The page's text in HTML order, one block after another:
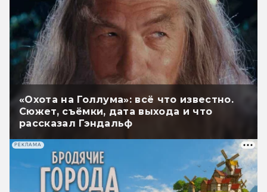
«Охота на Голлума»: всё что известно.
Сюжет, съёмки, дата выхода и что
рассказал Гэндальф
РЕКЛАМА